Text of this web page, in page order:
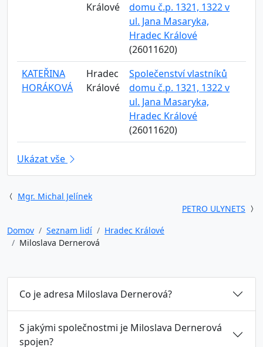
Králové
domu č.p. 1321, 1322 v
ul. Jana Masaryka,
Hradec Králové
(26011620)
KATEŘINA
HORÁKOVÁ
Hradec
Králové
Společenství vlastníků
domu č.p. 1321, 1322 v
ul. Jana Masaryka,
Hradec Králové
(26011620)
Ukázat vše
Mgr. Michal Jelínek
PETRO ULYNETS
Domov
Seznam lidí
Hradec Králové
Miloslava Dernerová
Co je adresa Miloslava Dernerová?
S jakými společnostmi je Miloslava Dernerová
spojen?